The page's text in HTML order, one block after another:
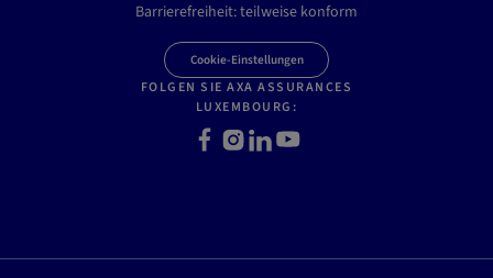
Barrierefreiheit: teilweise konform
Cookie-Einstellungen
FOLGEN SIE AXA ASSURANCES
LUXEMBOURG:
F
a
I
L
i
Y